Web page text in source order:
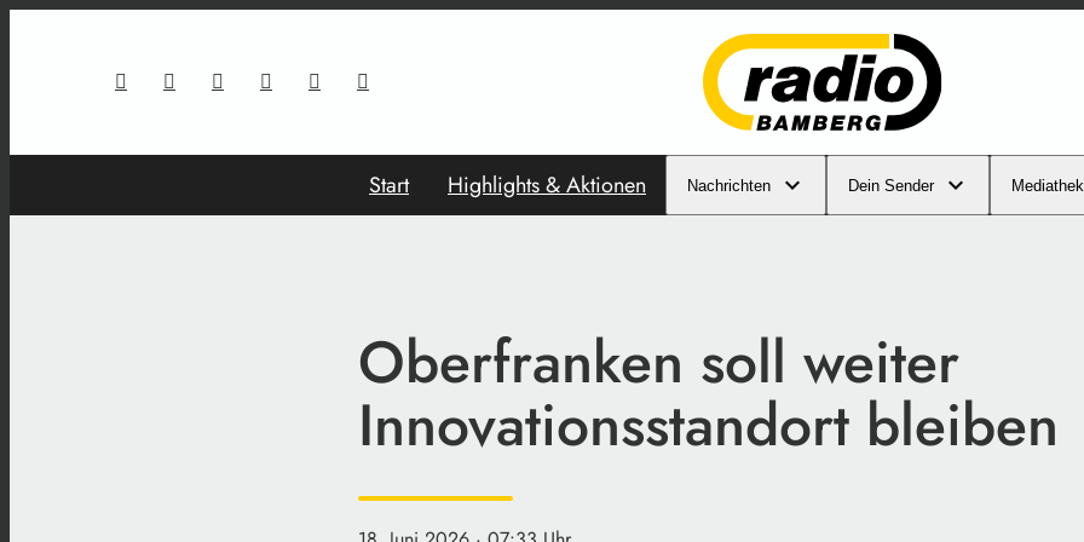
Start Highlights & Aktionen Nachrichten Dein Sender Mediathek
Oberfranken soll weiter
Innovationsstandort bleiben